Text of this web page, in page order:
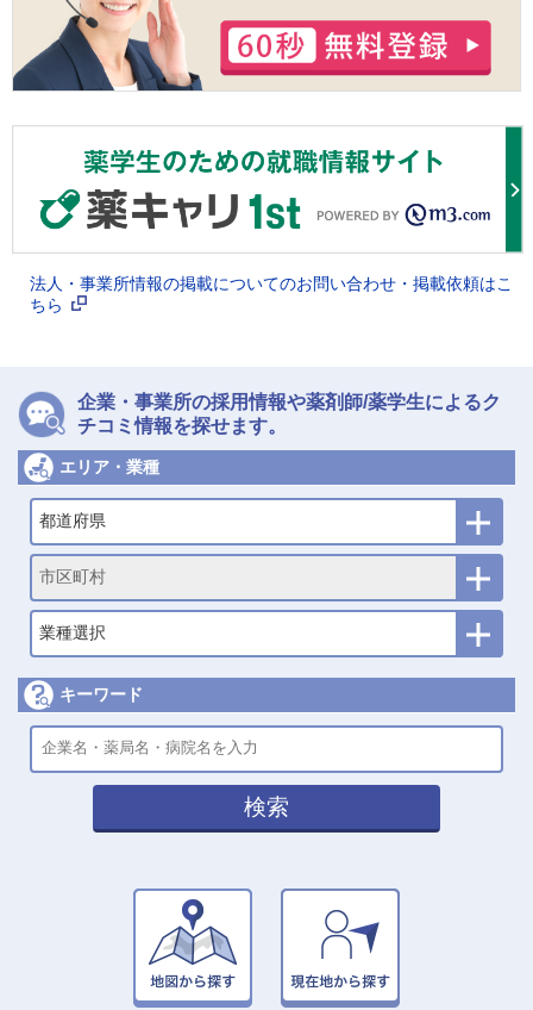
法人・事業所情報の掲載についてのお問い合わせ・掲載依頼はこ
ちら
企業・事業所の採用情報や薬剤師/薬学生によるク
チコミ情報を探せます。
エリア・業種
都道府県
市区町村
業種選択
キーワード
検索